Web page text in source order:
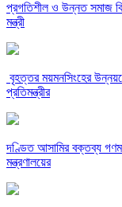
‎প্রগতিশীল ও উন্নত সমাজ
মন্ত্রী
বৃহত্তর ময়মনসিংহের
প্রতিমন্ত্রীর
দণ্ডিত আসামির বক্তব্য
মন্ত্রণালয়ের